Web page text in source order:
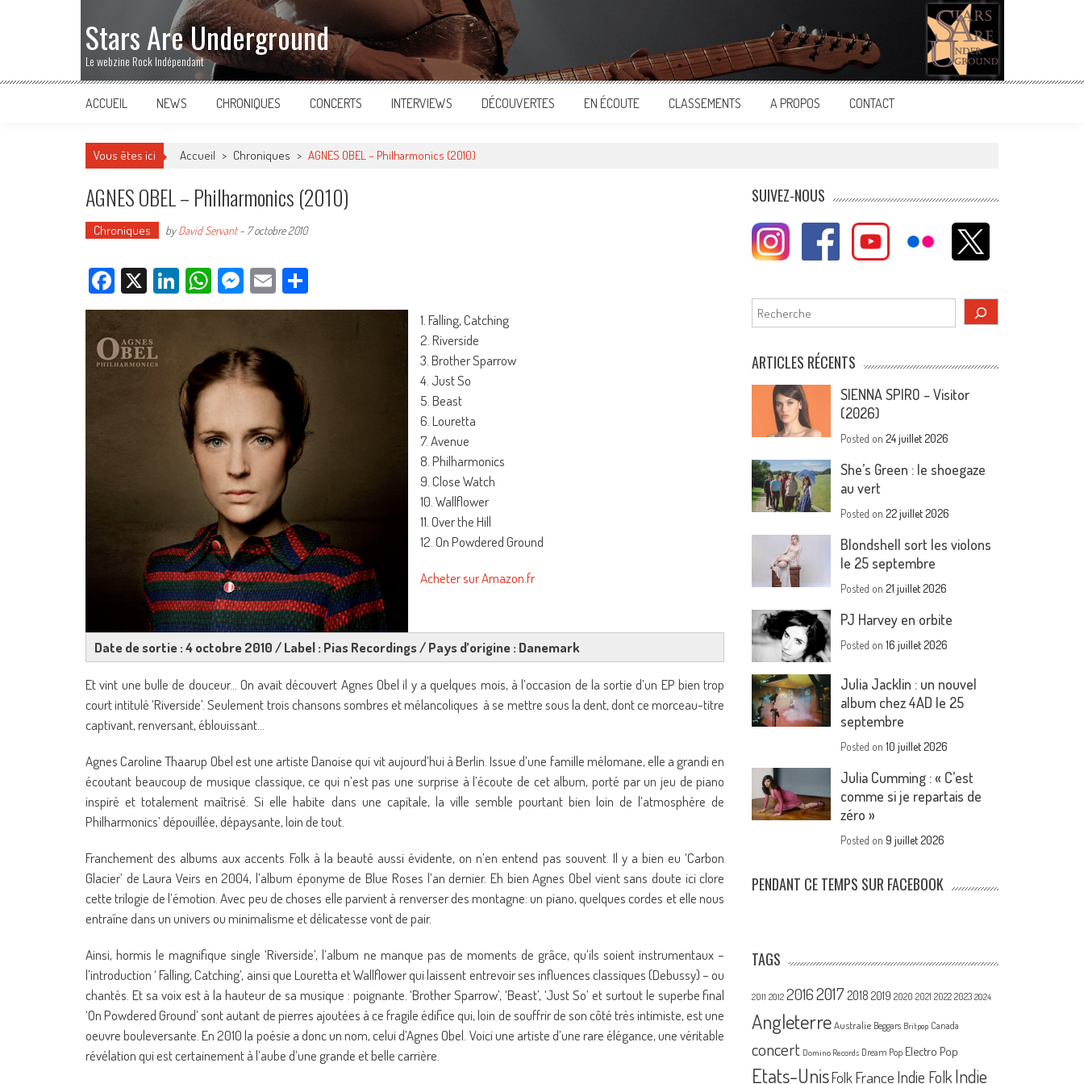
Stars Are Underground
Le webzine Rock Indépendant
ACCUEIL NEWS CHRONIQUES CONCERTS INTERVIEWS DÉCOUVERTES EN ÉCOUTE CLASSEMENTS A PROPOS CONTACT
Vous êtes ici Accueil > Chroniques > AGNES OBEL – Philharmonics (2010)
AGNES OBEL – Philharmonics (2010)
Chroniques byDavid Servant- 7 octobre 2010
Facebook
X LinkedIn
WhatsApp
Messenger
Email
1. Falling, Catching
2. Riverside
3. Brother Sparrow
4. Just So
5. Beast
6. Louretta
7. Avenue
8. Philharmonics
9. Close Watch
10. Wallflower
11. Over the Hill
12. On Powdered Ground
Acheter sur Amazon.fr
Date de sortie : 4 octobre 2010 / Label : Pias Recordings / Pays d’origine : Danemark
Et vint une bulle de douceur… On avait découvert Agnes Obel il y a quelques mois, à l’occasion de la sortie d’un EP bien trop
court intitulé ‘Riverside’. Seulement trois chansons sombres et mélancoliques à se mettre sous la dent, dont ce morceau-titre
captivant, renversant, éblouissant…
Agnes Caroline Thaarup Obel est une artiste Danoise qui vit aujourd’hui à Berlin. Issue d’une famille mélomane, elle a grandi en
écoutant beaucoup de musique classique, ce qui n’est pas une surprise à l’écoute de cet album, porté par un jeu de piano
inspiré et totalement maîtrisé. Si elle habite dans une capitale, la ville semble pourtant bien loin de l’atmosphère de
Philharmonics’ dépouillée, dépaysante, loin de tout.
Franchement des albums aux accents Folk à la beauté aussi évidente, on n’en entend pas souvent. Il y a bien eu ‘Carbon
Glacier’ de Laura Veirs en 2004, l’album éponyme de Blue Roses l’an dernier. Eh bien Agnes Obel vient sans doute ici clore
cette trilogie de l’émotion. Avec peu de choses elle parvient à renverser des montagne: un piano, quelques cordes et elle nous
entraîne dans un univers ou minimalisme et délicatesse vont de pair.
Ainsi, hormis le magnifique single ‘Riverside’, l’album ne manque pas de moments de grâce, qu’ils soient instrumentaux –
l’introduction ‘ Falling, Catching’, ainsi que Louretta et Wallflower qui laissent entrevoir ses influences classiques (Debussy) – ou
chantés. Et sa voix est à la hauteur de sa musique : poignante. ‘Brother Sparrow’, ‘Beast’, ‘Just So’ et surtout le superbe final
‘On Powdered Ground’ sont autant de pierres ajoutées à ce fragile édifice qui, loin de souffrir de son côté très intimiste, est une
oeuvre bouleversante. En 2010 la poésie a donc un nom, celui d’Agnes Obel. Voici une artiste d’une rare élégance, une véritable
révélation qui est certainement à l’aube d’une grande et belle carrière.
SUIVEZ-NOUS
Rechercher
ARTICLES RÉCENTS
SIENNA SPIRO – Visitor
(2026)
Posted on24 juillet 2026
She’s Green : le shoegaze
au vert
Posted on22 juillet 2026
Blondshell sort les violons
le 25 septembre
Posted on21 juillet 2026
PJ Harvey en orbite
Posted on16 juillet 2026
Julia Jacklin : un nouvel
album chez 4AD le 25
septembre
Posted on10 juillet 2026
Julia Cumming : « C’est
comme si je repartais de
zéro »
Posted on9 juillet 2026
PENDANT CE TEMPS SUR FACEBOOK
TAGS
2011 2012 20162017 2018 2019 2020 2021 2022 2023 2024
Angleterre Australie Beggars Britpop Canada
concert Domino Records Dream Pop Electro Pop
Etats-UnisFolk France Indie FolkIndie